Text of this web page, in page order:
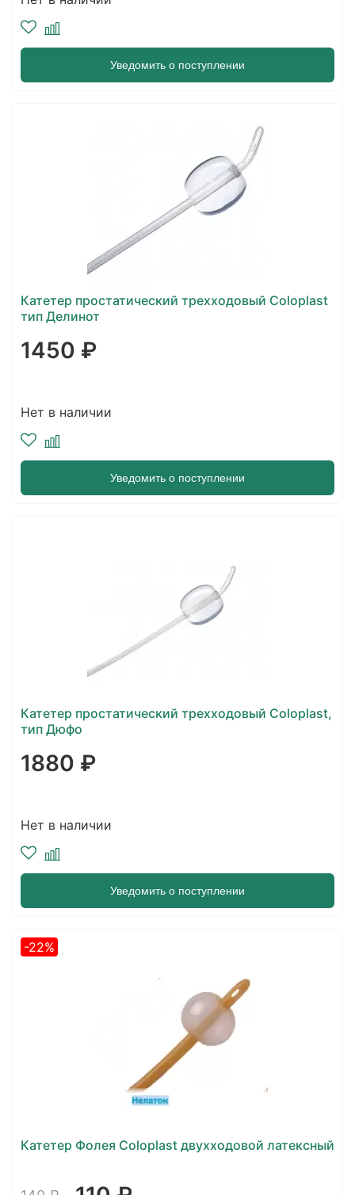
Уведомить о поступлении
Катетер простатический трехходовый Coloplast
тип Делинот
1450 ₽
Нет в наличии
Уведомить о поступлении
Катетер простатический трехходовый Coloplast,
тип Дюфо
1880 ₽
Нет в наличии
Уведомить о поступлении
-22%
Катетер Фолея Coloplast двухходовой латексный